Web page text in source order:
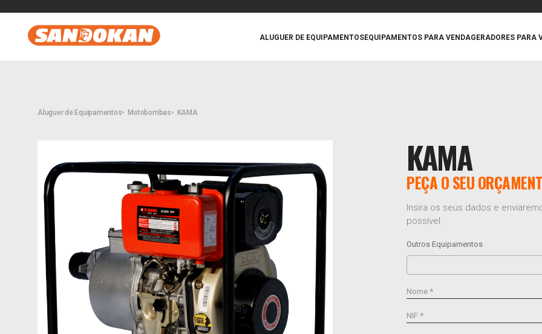
ALUGUER DE EQUIPAMENTOSEQUIPAMENTOS PARA VENDAGERADORES PARA
Aluguer de Equipamentos Motobombas KAMA
KAMA
PEÇA O SEU
Insira os seus dados e
possível.
Outros Equipamentos
Nome *
NIF *